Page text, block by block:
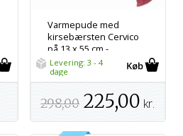
Varmepude med
kirsebærsten Cervico
på 13 x 55 cm -
Varmepude til
mikroovn
Levering: 3 - 4
dage
298,00 225,00 kr.